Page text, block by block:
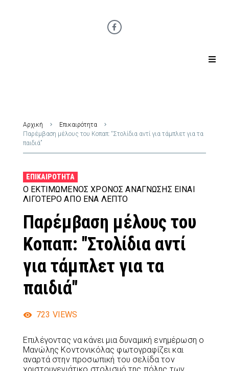
Αρχική
Επικαιρότητα
Παρέμβαση μέλους του Κοπαπ: “Στολίδια αντί για τάμπλετ για τα
παιδιά”
ΕΠΙΚΑΙΡΌΤΗΤΑ
Ο ΕΚΤΙΜΏΜΕΝΟΣ ΧΡΌΝΟΣ ΑΝΆΓΝΩΣΗΣ ΕΊΝΑΙ
ΛΙΓΌΤΕΡΟ ΑΠΌ ΈΝΑ ΛΕΠΤΌ
Παρέμβαση μέλους του
Κοπαπ: "Στολίδια αντί
για τάμπλετ για τα
παιδιά"
723 VIEWS
Επιλέγοντας να κάνει μια δυναμική ενημέρωση ο
Μανώλης Κοντονικόλας φωτογραφίζει και
αναρτά στην προσωπική του σελίδα τον
χριστουγενιάτικο στολισμό της πόλης των